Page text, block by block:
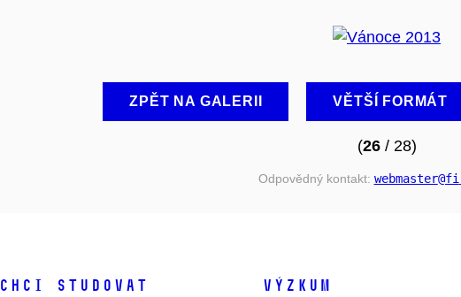
ZPĚT NA GALERII VĚTŠÍ FORMÁT
(26/ 28)
Odpovědný kontakt: webmaster@fi
CHCI STUDOVAT VÝZKUM